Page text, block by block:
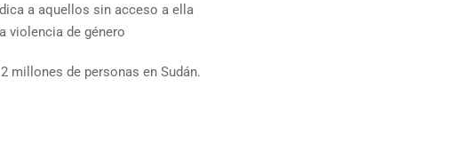
a aquellos sin acceso a ella
violencia de género
millones de personas en Sudán.